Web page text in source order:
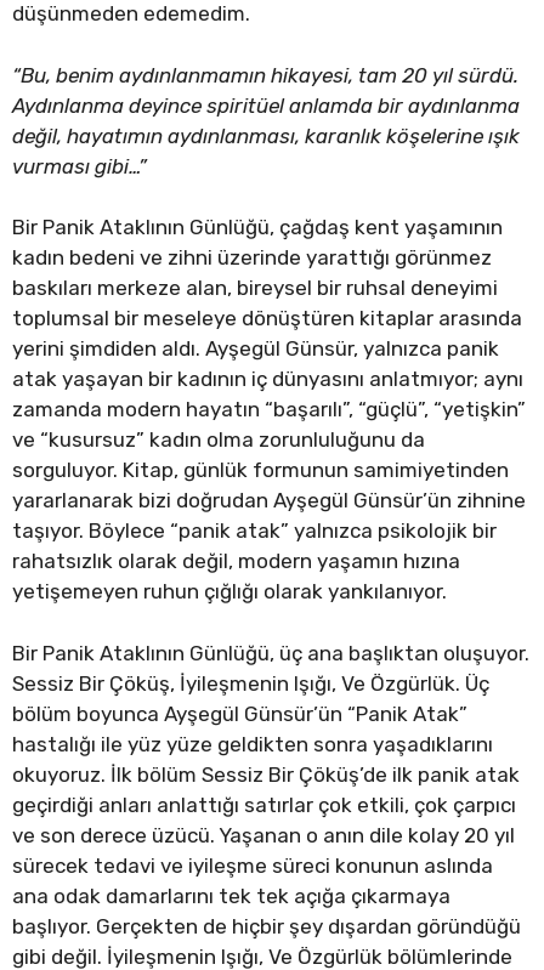
düşünmeden edemedim.
“Bu, benim aydınlanmamın hikayesi, tam 20 yıl sürdü.
Aydınlanma deyince spiritüel anlamda bir aydınlanma
değil, hayatımın aydınlanması, karanlık köşelerine ışık
vurması gibi…”
Bir Panik Ataklının Günlüğü, çağdaş kent yaşamının
kadın bedeni ve zihni üzerinde yarattığı görünmez
baskıları merkeze alan, bireysel bir ruhsal deneyimi
toplumsal bir meseleye dönüştüren kitaplar arasında
yerini şimdiden aldı. Ayşegül Günsür, yalnızca panik
atak yaşayan bir kadının iç dünyasını anlatmıyor; aynı
zamanda modern hayatın “başarılı”, “güçlü”, “yetişkin”
ve “kusursuz” kadın olma zorunluluğunu da
sorguluyor. Kitap, günlük formunun samimiyetinden
yararlanarak bizi doğrudan Ayşegül Günsür’ün zihnine
taşıyor. Böylece “panik atak” yalnızca psikolojik bir
rahatsızlık olarak değil, modern yaşamın hızına
yetişemeyen ruhun çığlığı olarak yankılanıyor.
Bir Panik Ataklının Günlüğü, üç ana başlıktan oluşuyor.
Sessiz Bir Çöküş, İyileşmenin Işığı, Ve Özgürlük. Üç
bölüm boyunca Ayşegül Günsür’ün “Panik Atak”
hastalığı ile yüz yüze geldikten sonra yaşadıklarını
okuyoruz. İlk bölüm Sessiz Bir Çöküş’de ilk panik atak
geçirdiği anları anlattığı satırlar çok etkili, çok çarpıcı
ve son derece üzücü. Yaşanan o anın dile kolay 20 yıl
sürecek tedavi ve iyileşme süreci konunun aslında
ana odak damarlarını tek tek açığa çıkarmaya
başlıyor. Gerçekten de hiçbir şey dışardan göründüğü
gibi değil. İyileşmenin Işığı, Ve Özgürlük bölümlerinde